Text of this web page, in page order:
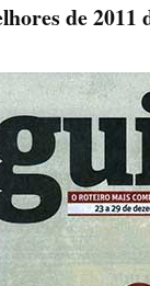
de 2011